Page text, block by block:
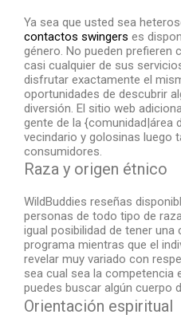
Ya sea que usted sea
contactos swingers es
género. No pueden prefieren
casi cualquier de sus
disfrutar exactamente el
oportunidades de descubrir
diversión. El sitio web
gente de la {comunidad|área
vecindario y golosinas luego
consumidores.
Raza y origen étnico
WildBuddies reseñas
personas de todo tipo de
igual posibilidad de tener
programa mientras que el
revelar muy variado con
sea cual sea la competencia
puedes buscar algún cuerpo
Orientación espiritual